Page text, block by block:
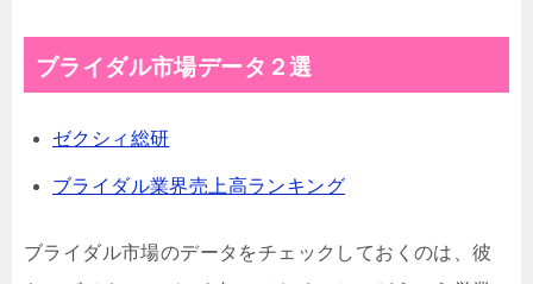
ブライダル市場データ２選
ゼクシィ総研
ブライダル業界売上高ランキング
ブライダル市場のデータをチェックしておくのは、彼